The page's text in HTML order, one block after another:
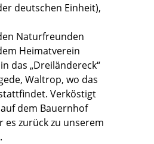
deutschen Einheit),
Naturfreunden
Heimatverein
das „Dreiländereck“
Waltrop, wo das
Verköstigt
dem Bauernhof
es zurück zu unserem